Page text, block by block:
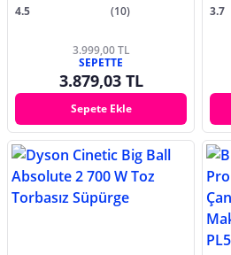
4.5
(10)
3.999,00 TL
SEPETTE
3.879,03 TL
Sepete Ekle
3.7